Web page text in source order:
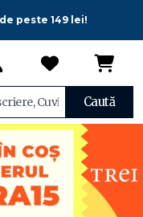
peste 149 lei!
Caută